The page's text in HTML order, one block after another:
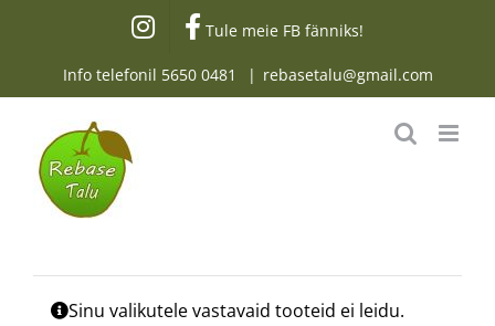
Tule meie FB fänniks!
Info telefonil 5650 0481 | rebasetalu@gmail.com
Sinu valikutele vastavaid tooteid ei leidu.